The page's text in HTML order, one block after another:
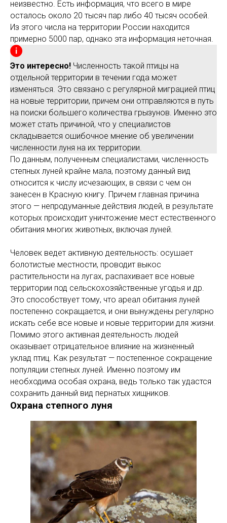
неизвестно. Есть информация, что всего в мире
осталось около 20 тысяч пар либо 40 тысяч особей.
Из этого числа на территории России находится
примерно 5000 пар, однако эта информация неточная.
Это интересно! Численность такой птицы на
отдельной территории в течении года может
изменяться. Это связано с регулярной миграцией птиц
на новые территории, причем они отправляются в путь
на поиски большего количества грызунов. Именно это
может стать причиной, что у специалистов
складывается ошибочное мнение об увеличении
численности луня на их территории.
По данным, полученным специалистами, численность
степных луней крайне мала, поэтому данный вид
относится к числу исчезающих, в связи с чем он
занесен в Красную книгу. Причем главная причина
этого — непродуманные действия людей, в результате
которых происходит уничтожение мест естественного
обитания многих животных, включая луней.
Человек ведет активную деятельность: осушает
болотистые местности, проводит выкос
растительности на лугах, распахивает все новые
территории под сельскохозяйственные угодья и др.
Это способствует тому, что ареал обитания луней
постепенно сокращается, и они вынуждены регулярно
искать себе все новые и новые территории для жизни.
Помимо этого активная деятельность людей
оказывает отрицательное влияние на жизненный
уклад птиц. Как результат — постепенное сокращение
популяции степных луней. Именно поэтому им
необходима особая охрана, ведь только так удастся
сохранить данный вид пернатых хищников.
Охрана степного луня